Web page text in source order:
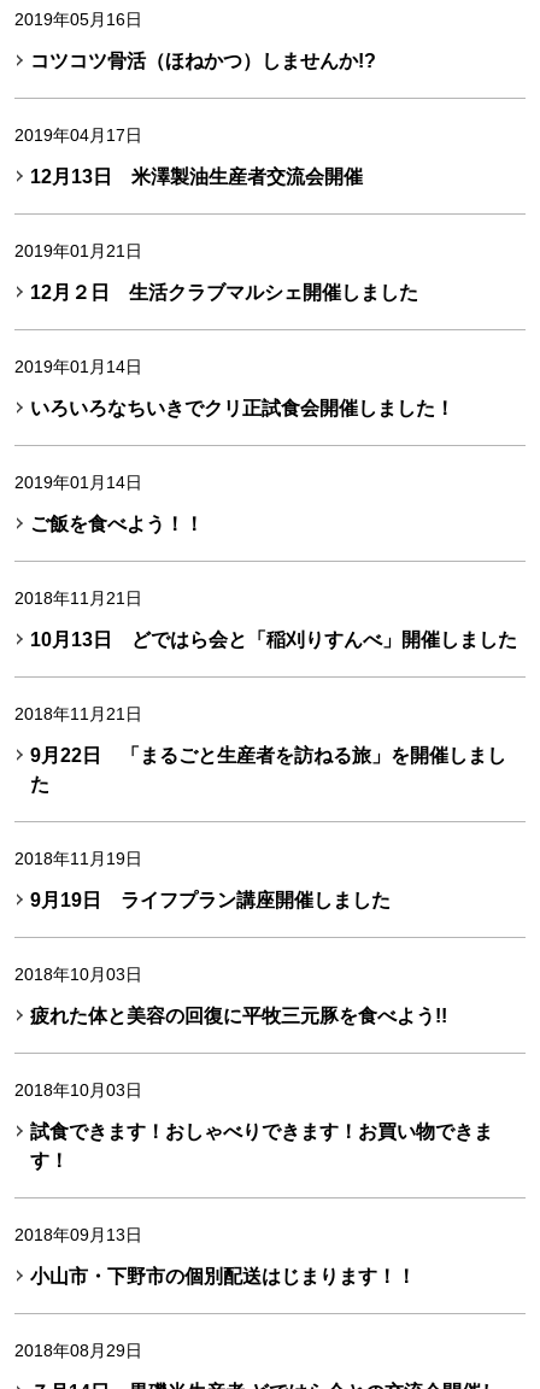
2019年05月16日
コツコツ骨活（ほねかつ）しませんか!?
2019年04月17日
12月13日 米澤製油生産者交流会開催
2019年01月21日
12月２日 生活クラブマルシェ開催しました
2019年01月14日
いろいろなちいきでクリ正試食会開催しました！
2019年01月14日
ご飯を食べよう！！
2018年11月21日
10月13日 どではら会と「稲刈りすんべ」開催しました
2018年11月21日
9月22日 「まるごと生産者を訪ねる旅」を開催しまし
た
2018年11月19日
9月19日 ライフプラン講座開催しました
2018年10月03日
疲れた体と美容の回復に平牧三元豚を食べよう!!
2018年10月03日
試食できます！おしゃべりできます！お買い物できま
す！
2018年09月13日
小山市・下野市の個別配送はじまります！！
2018年08月29日